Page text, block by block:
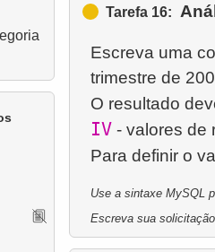
de
Tarefa 16:
Escreva uma
trimestre de
O resultado
IV - valores de
Para definir o
Use a sintaxe MySQL
Escreva sua